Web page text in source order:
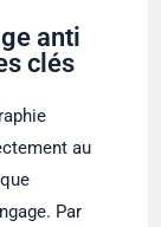
anti
clés
au
Par